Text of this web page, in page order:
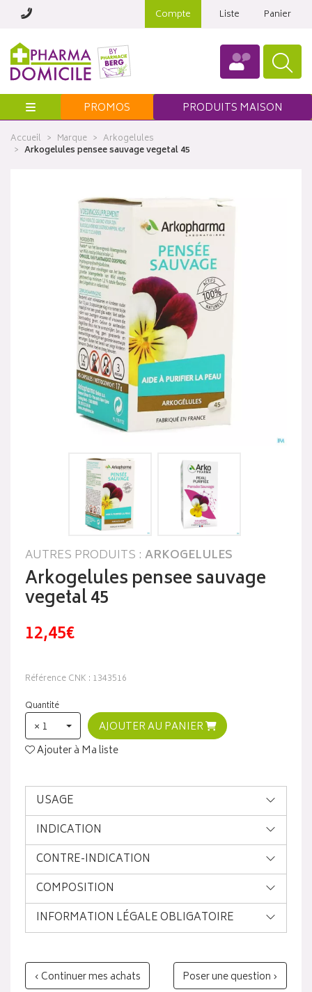
Compte Liste Panier
Menu PROMOS PRODUITS MAISON
Accueil Marque
Arkogelules
Arkogelules pensee sauvage vegetal 45
AUTRES PRODUITS : ARKOGELULES
Arkogelules pensee sauvage
vegetal 45
12,45€
Référence CNK : 1343516
Quantité
× 1
AJOUTER AU PANIER
Ajouter à Ma liste
USAGE
INDICATION
CONTRE-INDICATION
COMPOSITION
INFORMATION LÉGALE OBLIGATOIRE
‹ Continuer mes achats Poser une question ›